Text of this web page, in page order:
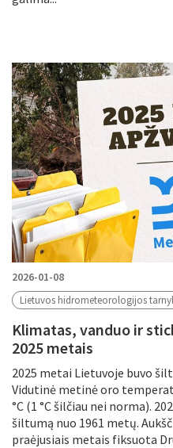
2026-01-08
Lietuvos hidrometeorologijos
Klimatas, vanduo ir
2025 metais
2025 metai Lietuvoje buvo
Vidutinė metinė oro
°C (1 °C šilčiau nei norma).
šiltumą nuo 1961 metų.
praėjusiais metais fiksuota